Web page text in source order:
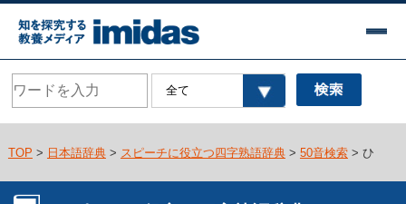
TOP > 日本語辞典> スピーチに役立つ四字熟語辞典> 50音検索> ひ